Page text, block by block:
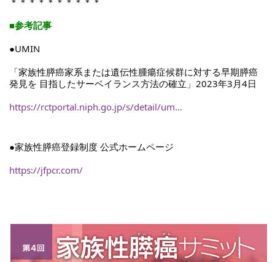
■参考記事
●UMIN
「家族性膵癌家系または遺伝性腫瘍症候群に対する早期膵癌
発見を 目指したサーベイランス方法の確立」2023年3月4日
https://rctportal.niph.go.jp/s/detail/um...
●家族性膵癌登録制度 公式ホームページ
https://jfpcr.com/